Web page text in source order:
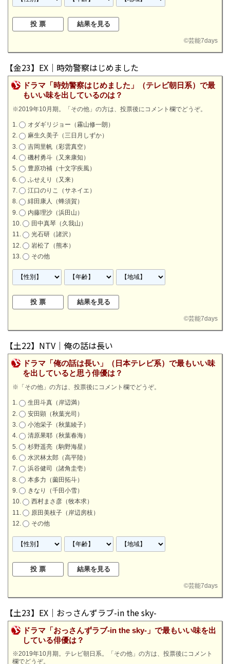
©芸能7days
【金23】EX｜時効警察はじめました
ドラマ「時効警察はじめました」（テレビ朝日系）で最
もいい味を出しているのは？
※2019年10月期。「その他」の方は、投票後にコメント欄でどうぞ。
オダギリジョー（霧山修一朗）
麻生久美子（三日月しずか）
吉岡里帆（彩雲真空）
磯村勇斗（又来康知）
豊原功補（十文字疾風）
ふせえり（又来）
江口のりこ（サネイエ）
緋田康人（蜂須賀）
内藤理沙（浜田山）
田中真琴（久我山）
光石研（諸沢）
岩松了（熊本）
その他
©芸能7days
【土22】NTV｜俺の話は長い
ドラマ「俺の話は長い」（日本テレビ系）で最もいい味
を出していると思う俳優は？
※「その他」の方は、投票後にコメント欄でどうぞ。
生田斗真（岸辺満）
安田顕（秋葉光司）
小池栄子（秋葉綾子）
清原果耶（秋葉春海）
杉野遥亮（駒野海星）
水沢林太郎（高平陸）
浜谷健司（諸角圭壱）
本多力（薗田拓斗）
きなり（千田小雪）
西村まさ彦（牧本求）
原田美枝子（岸辺房枝）
その他
©芸能7days
【土23】EX｜おっさんずラブ-in the sky-
ドラマ「おっさんずラブ-in the sky-」で最もいい味を出
している俳優は？
※2019年10月期。テレビ朝日系。「その他」の方は、投票後にコメント
欄でどうぞ。